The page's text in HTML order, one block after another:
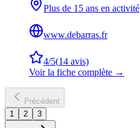
Plus de 15 ans en activité
www.debarras.fr
4/5(14 avis)
Voir la fiche complète →
Précédent
1
2 3